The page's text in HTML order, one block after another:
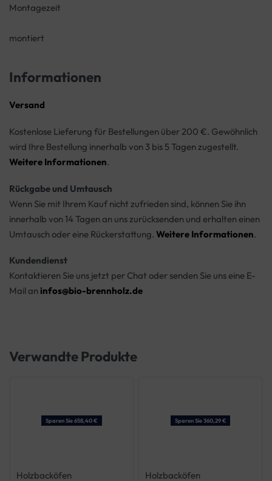
Montagezeit
montiert
Informationen
Versand
Kostenlose Lieferung für Bestellungen über 200 €. Gewöhnlich
wird Ihre Bestellung innerhalb von 3 bis 5 Tagen zugestellt.
Weitere Informationen.
Rückgabe und Umtausch
Wenn Sie mit Ihrem Kauf nicht zufrieden sind, können Sie ihn
innerhalb von 14 Tagen an uns zurücksenden und erhalten einen
Umtausch oder eine Rückerstattung. Weitere Informationen.
Kundendienst
Kontaktieren Sie uns jetzt per Chat oder senden Sie uns eine E-
Mail an infos@bio-brennholz.de
Verwandte Produkte
Sparen Sie 658,40 €
Holzbacköfen
Sparen Sie 360,29 €
Holzbacköfen